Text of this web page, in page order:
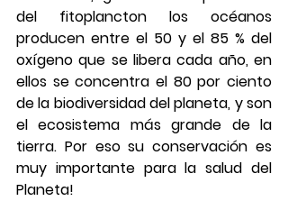
del fitoplancton los océanos
producen entre el 50 y el 85 % del
oxígeno que se libera cada año, en
ellos se concentra el 80 por ciento
de la biodiversidad del planeta, y son
el ecosistema más grande de la
tierra. Por eso su conservación es
muy importante para la salud del
Planeta!